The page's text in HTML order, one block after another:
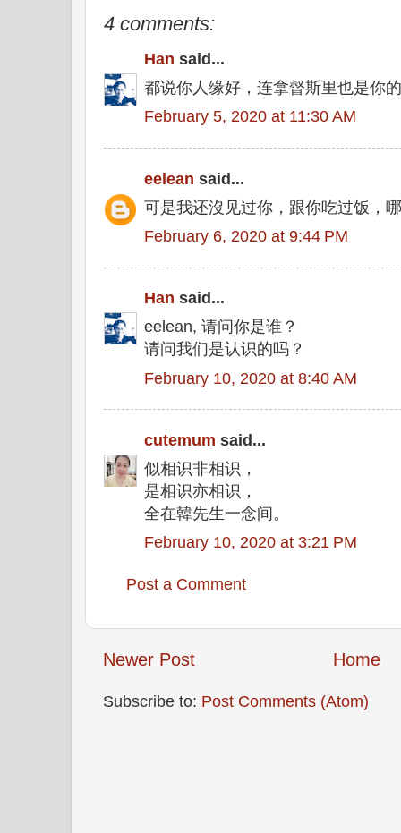
4 comments:
Han said...
都说你人缘好，连拿督斯里也是你
February 5, 2020 at 11:30 AM
eelean said...
可是我还沒见过你，跟你吃过饭，
February 6, 2020 at 9:44 PM
Han said...
eelean, 请问你是谁？
请问我们是认识的吗？
February 10, 2020 at 8:40 AM
cutemum said...
似相识非相识，
是相识亦相识，
全在韓先生一念间。
February 10, 2020 at 3:21 PM
Post a Comment
Newer Post Home
Subscribe to: Post Comments (Atom)